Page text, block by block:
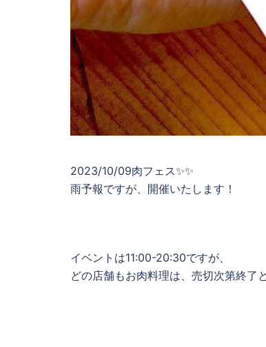
2023/10/09肉フェス✨✨
雨予報ですが、開催いたします！
イベントは11:00-20:30ですが、
どの店舗もお肉料理は、売切次第終了